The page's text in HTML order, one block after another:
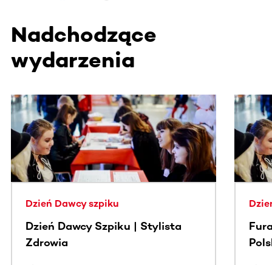
Nadchodzące
wydarzenia
Ta sekcja zawiera treści przewijane w poziomie. Użyj
Dzień Dawcy szpiku
Dzień Dawcy Szpiku | Stylista
Zdrowia